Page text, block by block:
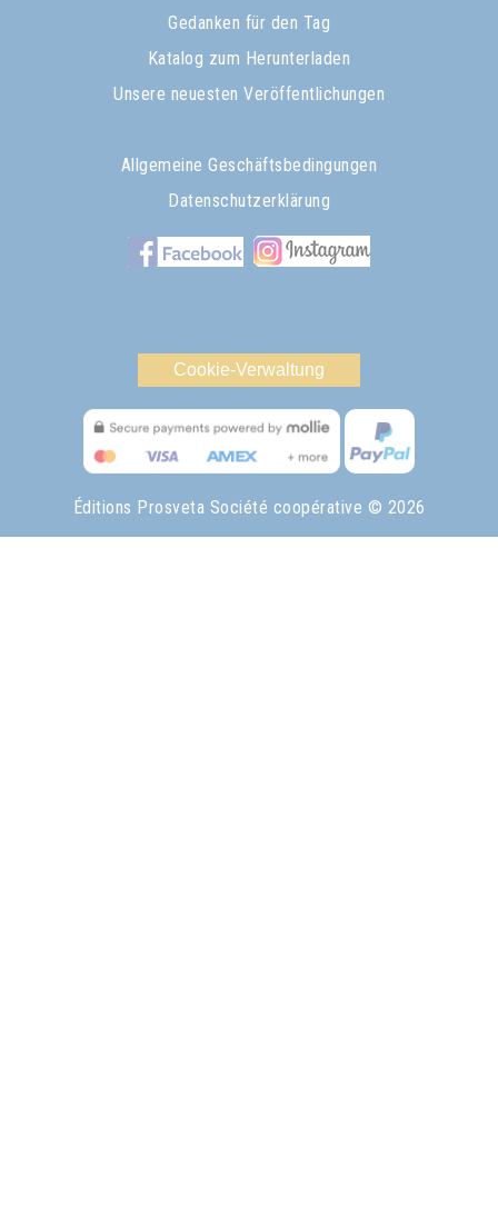
Gedanken für den Tag
Katalog zum Herunterladen
Unsere neuesten Veröffentlichungen
Allgemeine Geschäftsbedingungen
Datenschutzerklärung
Cookie-Verwaltung
Éditions Prosveta Société coopérative © 2026